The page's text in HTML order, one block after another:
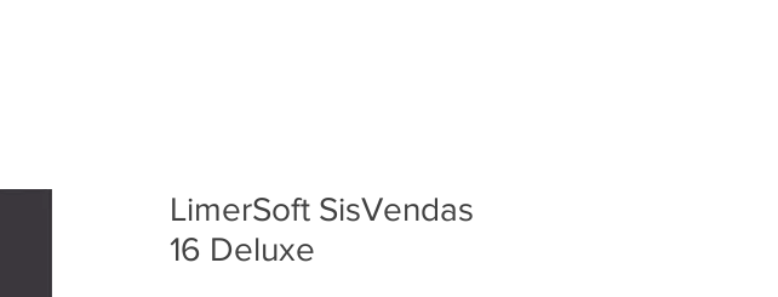
LimerSoft SisVendas
16 Deluxe